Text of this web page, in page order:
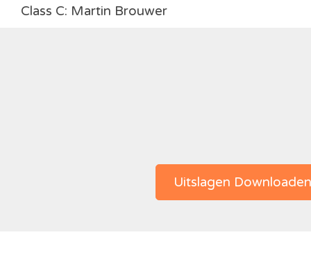
Class C: Martin Brouwer
Uitslagen